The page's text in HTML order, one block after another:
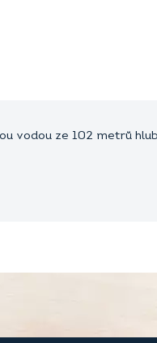
vodou ze 102 metrů